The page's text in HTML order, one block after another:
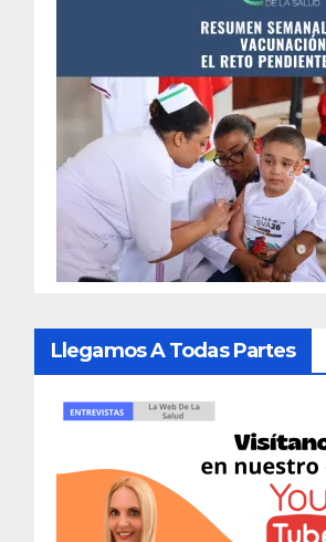
Llegamos A Todas Partes